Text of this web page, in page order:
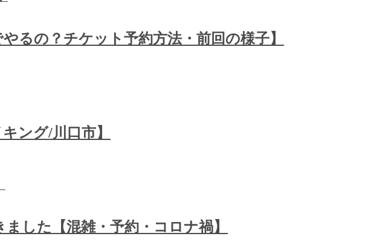
るの？チケット予約方法・前回の様子】
ング/川口市】
した【混雑・予約・コロナ禍】